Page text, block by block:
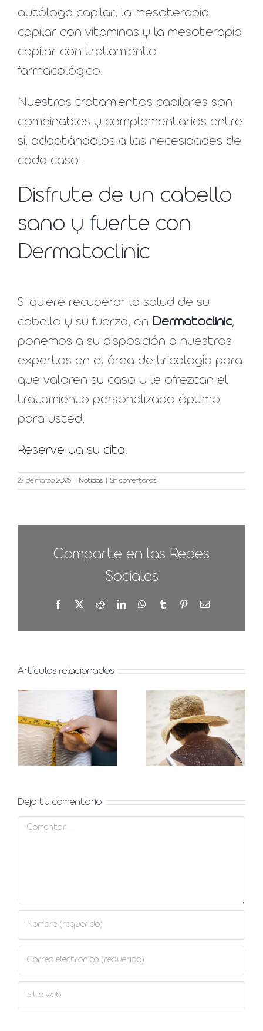
autóloga capilar, la mesoterapia
capilar con vitaminas y la mesoterapia
capilar con tratamiento
farmacológico.
Nuestros tratamientos capilares son
combinables y complementarios entre
sí, adaptándolos a las necesidades de
cada caso.
Disfrute de un cabello
sano y fuerte con
Dermatoclinic
Si quiere recuperar la salud de su
cabello y su fuerza, en Dermatoclinic,
ponemos a su disposición a nuestros
expertos en el área de tricología para
que valoren su caso y le ofrezcan el
tratamiento personalizado óptimo
para usted.
Reserve ya su cita
27 de marzo 2025 Noticias Sin comentarios
Comparte en las Redes
Sociales
Facebook RedditLinkedInWhatsApp
Tumblr PinterestCorreo
Artículos relacionados
solares en
verano,
prevención
tratamiento
mamaria,
qué es y
opciones
Deja tu comentario
Comentar